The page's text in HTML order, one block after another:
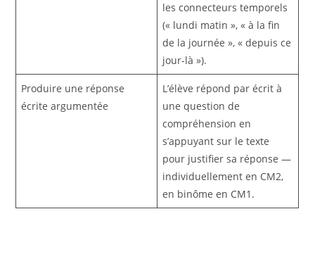
les connecteurs temporels
(« lundi matin », « à la fin
de la journée », « depuis ce
jour-là »).
Produire une réponse
écrite argumentée
L’élève répond par écrit à
une question de
compréhension en
s’appuyant sur le texte
pour justifier sa réponse —
individuellement en CM2,
en binôme en CM1.